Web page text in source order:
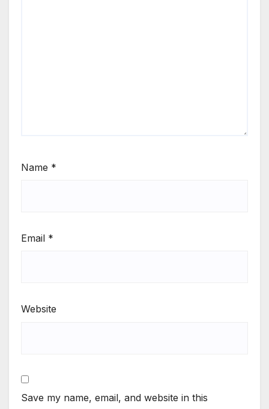
Name *
Email *
Website
Save my name, email, and website in this